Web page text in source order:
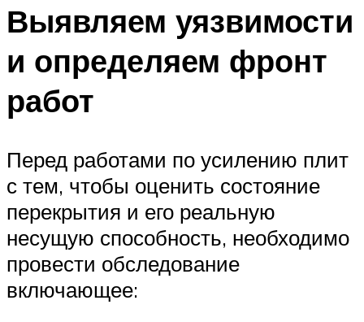
Выявляем уязвимости
и определяем фронт
работ
Перед работами по усилению плит
с тем, чтобы оценить состояние
перекрытия и его реальную
несущую способность, необходимо
провести обследование
включающее: